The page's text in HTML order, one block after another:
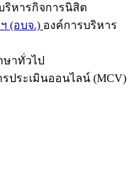
ริหารกิจการนิสิต
(อบจ.) องค์การบริหาร
าทั่วไป
รประเมินออนไลน์ (MCV)